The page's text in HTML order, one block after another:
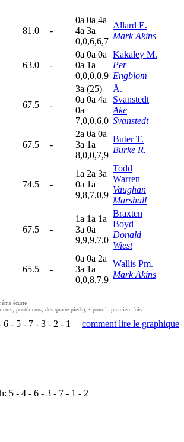
81.0 -
0a 0a 4a
4a 3a
0,0,6,6,7
Allard E.
Mark Akins
63.0 -
0a 0a 0a
0a 1a
0,0,0,0,9
Kakaley M.
Per
Engblom
67.5 -
3a (25)
0a 0a 4a
0a
7,0,0,6,0
Å.
Svanstedt
Ake
Svanstedt
67.5 -
2a 0a 0a
3a 1a
8,0,0,7,9
Buter T.
Burke R.
74.5 -
1a 2a 3a
0a 1a
9,8,7,0,9
Todd
Warren
Vaughan
Marshall
67.5 -
1a 1a 1a
3a 0a
9,9,9,7,0
Braxten
Boyd
Donald
Wiest
65.5 -
0a 0a 2a
3a 1a
0,0,8,7,9
Wallis Pm.
Mark Akins
écurie
postérieurs, des quatre pieds), • pour la première fois.
6 - 5 - 7 - 3 - 2 - 1 comment lire le graphique
5 - 4 - 6 - 3 - 7 - 1 - 2